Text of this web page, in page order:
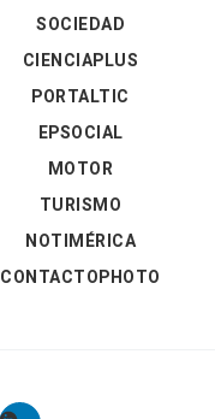
SOCIEDAD
CIENCIAPLUS
PORTALTIC
EPSOCIAL
MOTOR
TURISMO
NOTIMÉRICA
CONTACTOPHOTO